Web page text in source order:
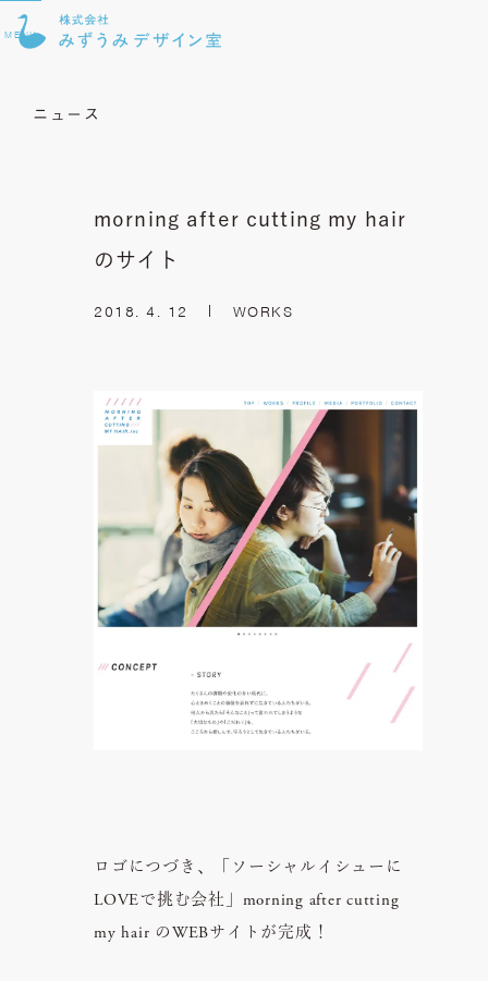
MENU
ニュース
morning after cutting my hair
のサイト
2018. 4. 12 WORKS
ロゴにつづき、「ソーシャルイシューに
LOVEで挑む会社」morning after cutting
my hair のWEBサイトが完成！